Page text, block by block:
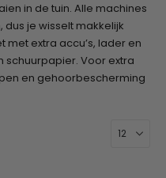
in de tuin. Alle machines
je wisselt makkelijk
met extra accu’s, lader en
Voor extra
en gehoorbescherming